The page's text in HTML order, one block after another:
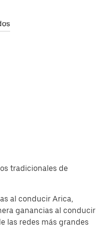
tradicionales de
al conducir Arica,
ganancias al conducir
las redes más grandes